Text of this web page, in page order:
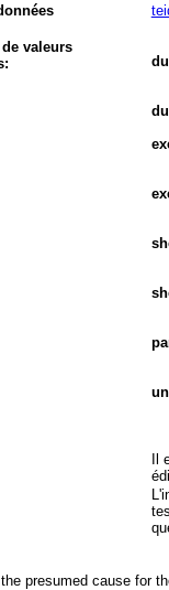
valeurs
Il
presumed cause for